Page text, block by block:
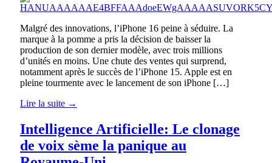
Malgré des innovations, l’iPhone 16 peine à séduire. La
marque à la pomme a pris la décision de baisser la
production de son dernier modèle, avec trois millions
d’unités en moins. Une chute des ventes qui surprend,
notamment après le succès de l’iPhone 15. Apple est en
pleine tourmente avec le lancement de son iPhone […]
Lire la suite →
Intelligence Artificielle: Le clonage
de voix sème la panique au